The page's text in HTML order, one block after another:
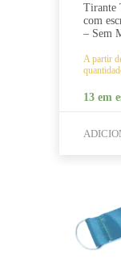
Tirante
com
– Sem
A partir
13 em